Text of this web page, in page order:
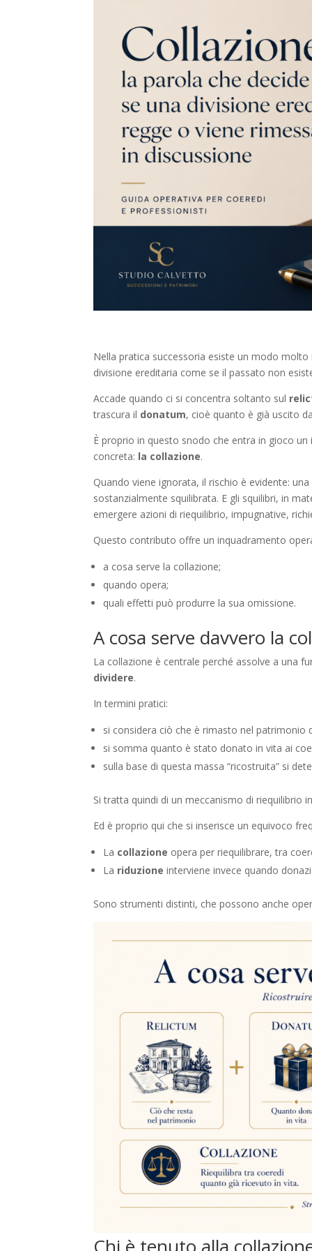
Nella pratica successoria esiste un modo
divisione ereditaria come se il passato non
Accade quando ci si concentra soltanto sul
trascura il donatum, cioè quanto è già uscito
È proprio in questo snodo che entra in gioco
concreta: la collazione.
Quando viene ignorata, il rischio è evidente:
sostanzialmente squilibrata. E gli squilibri, in
emergere azioni di riequilibrio, impugnative,
Questo contributo offre un inquadramento
a cosa serve la collazione;
quando opera;
quali effetti può produrre la sua omissione.
A cosa serve davvero la
La collazione è centrale perché assolve a una
dividere.
In termini pratici:
si considera ciò che è rimasto nel patrimonio
si somma quanto è stato donato in vita ai
sulla base di questa massa “ricostruita” si
Si tratta quindi di un meccanismo di riequilibrio
Ed è proprio qui che si inserisce un equivoco
La collazione opera per riequilibrare, tra
La riduzione interviene invece quando
Sono strumenti distinti, che possono anche